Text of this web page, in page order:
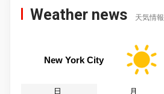
Weather news 天気情報
New York City
日 月